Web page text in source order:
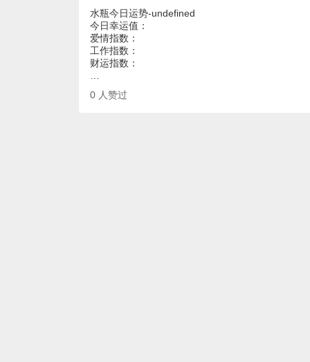
水瓶今日运势-undefined
今日幸运值：
爱情指数：
工作指数：
财运指数：
0 人赞过